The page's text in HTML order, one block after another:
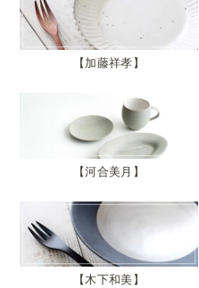
加藤祥孝
河合美月
木下和美